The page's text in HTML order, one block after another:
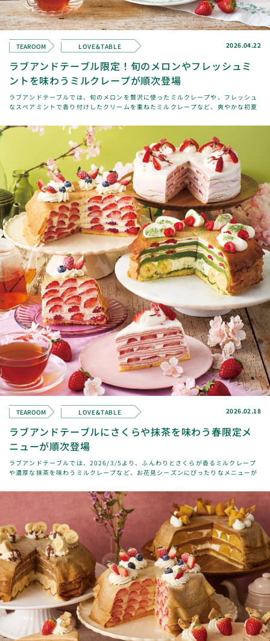
ラブアンドテーブル限定！旬のメロンやフレッシュミ
ントを味わうミルクレープが順次登場
ラブアンドテーブルでは、旬のメロンを贅沢に使ったミルクレープや、フレッシュ
なスペアミントで香り付けしたクリームを重ねたミルクレープなど、爽やかな初夏
2026.04.22
TEAROOM LOVE&TABLE
ラブアンドテーブルにさくらや抹茶を味わう春限定メ
ニューが順次登場
ラブアンドテーブルでは、2026/3/5より、ふんわりとさくらが香るミルクレープ
や濃厚な抹茶を味わうミルクレープなど、お花見シーズンにぴったりなメニューが
2026.02.18
TEAROOM LOVE&TABLE